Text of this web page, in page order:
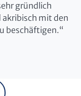
gründlich
mit den
beschäftigen.“